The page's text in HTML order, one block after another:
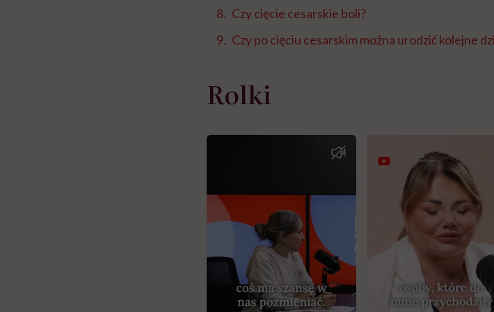
Czy cięcie cesarskie boli?
Czy po cięciu cesarskim można urodzić kolejne
Rolki